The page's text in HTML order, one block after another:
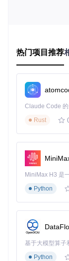
多格式输出与内
开；EPUB格式
航、字体调整等
接等干扰内容，
断点续传与批量
针对长篇小说，
中断，重新连
节，大大节省了
版权友好的访问
如果你已经购
下载器就会自动
。这种设计既
快速上手：
准备工作
首先需要安装
Violentmonkey
热门项目推荐
Rust
Python
基于大模型算子
Python